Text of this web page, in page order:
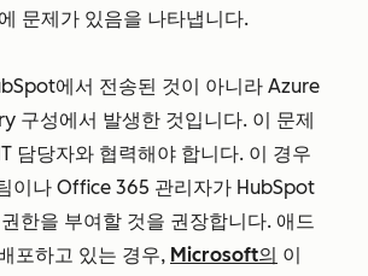
문제가 있음을 나타냅니다.
에서 전송된 것이 아니라 Azure
구성에서 발생한 것입니다. 이 문제
담당자와 협력해야 합니다. 이 경우
이나 Office 365 관리자가 HubSpot
한을 부여할 것을 권장합니다. 애드
포하고 있는 경우, Microsoft의 이